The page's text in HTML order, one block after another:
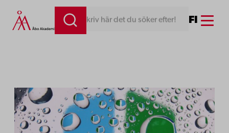
Hoppa
till
Skriv här det du söker efter! FI Menu